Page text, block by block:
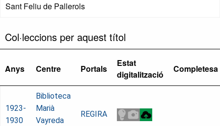
Sant Feliu de Pallerols
Col·leccions per aquest títol
Anys Centre Portals
Estat
digitalització
Completesa
1923-
1930
Biblioteca
Marià
Vayreda
REGIRA